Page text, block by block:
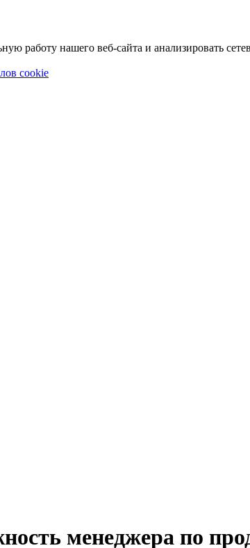
работу нашего веб-сайта и анализировать
cookie
менеджера по